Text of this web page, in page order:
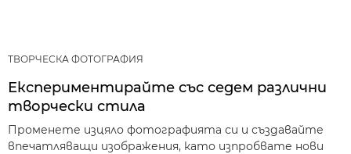
ТВОРЧЕСКА ФОТОГРАФИЯ
Експериментирайте със седем различни
творчески стила
Променете изцяло фотографията си и създавайте
впечатляващи изображения, като изпробвате нови